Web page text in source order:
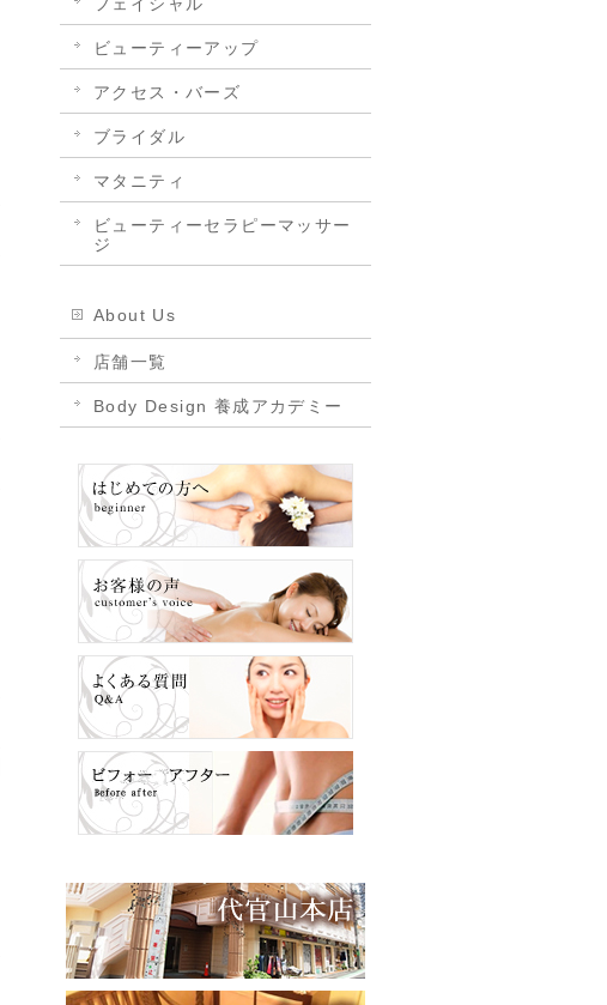
ビューティーアップ
アクセス・バーズ
ブライダル
マタニティ
ビューティーセラピーマッサー
ジ
About Us
店舗一覧
Body Design 養成アカデミー